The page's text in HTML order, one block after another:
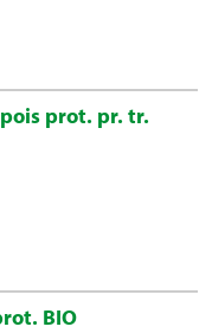
prot. pr. tr.
prot. BIO